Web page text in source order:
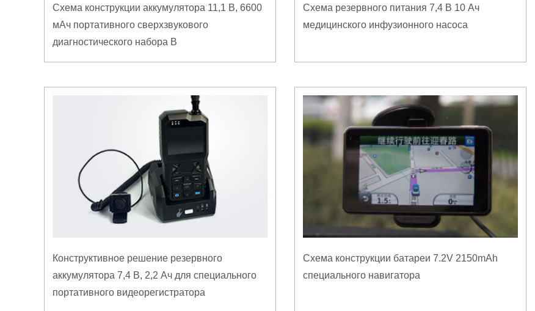
Схема конструкции аккумулятора 11,1 В, 6600
мАч портативного сверхзвукового
диагностического набора B
Схема резервного питания 7,4 В 10 Ач
медицинского инфузионного насоса
Конструктивное решение резервного
аккумулятора 7,4 В, 2,2 Ач для специального
портативного видеорегистратора
Схема конструкции батареи 7.2V 2150mAh
специального навигатора